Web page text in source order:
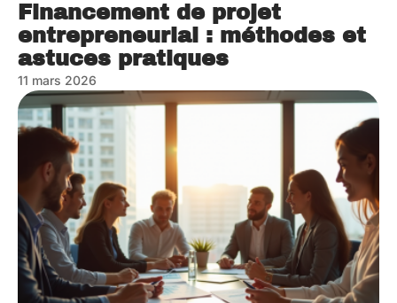
Financement de projet
entrepreneurial : méthodes et
astuces pratiques
11 mars 2026